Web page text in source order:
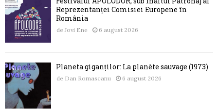
Reprezentanței Comisiei Europene în
România
de Jovi Ene 6 august 2026
Planeta giganților: La planète sauvage (1973)
de Dan Romascanu 6 august 2026